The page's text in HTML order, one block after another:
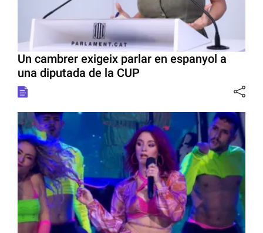
Un cambrer exigeix parlar en espanyol a
una diputada de la CUP